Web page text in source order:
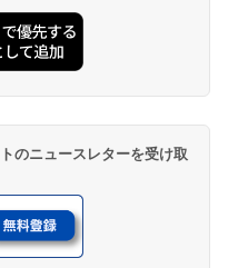
のニュースレターを受け取